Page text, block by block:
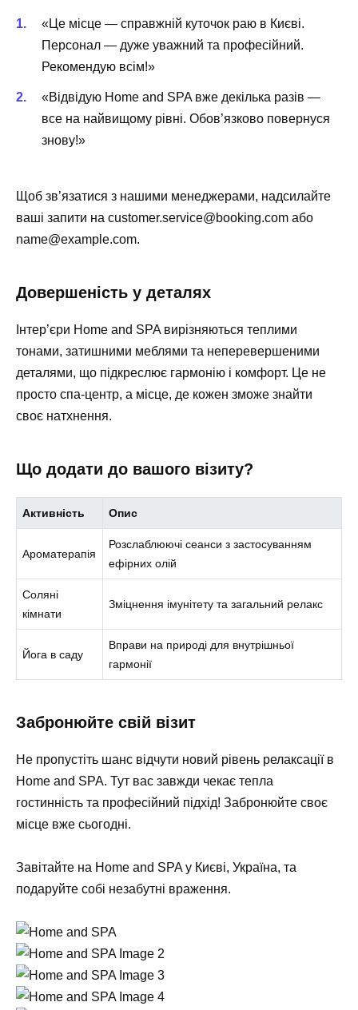
«Це місце — справжній куточок раю в Києві.
Персонал — дуже уважний та професійний.
Рекомендую всім!»
«Відвідую Home and SPAвже декілька разів —
все на найвищому рівні. Обов’язково повернуся
знову!»
Щоб зв’язатися з нашими менеджерами, надсилайте
ваші запити на customer.service@booking.com або
name@example.com.
Довершеність у деталях
Інтер’єри Home and SPA вирізняються теплими
тонами, затишними меблями та неперевершеними
деталями, що підкреслює гармонію і комфорт. Це не
просто спа-центр, а місце, де кожен зможе знайти
своє натхнення.
Що додати до вашого візиту?
Активність Опис
Ароматерапія
Розслаблюючі сеанси з застосуванням
ефірних олій
Соляні
кімнати
Зміцнення імунітету та загальний релакс
Йога в саду
Вправи на природі для внутрішньої
гармонії
Забронюйте свій візит
Не пропустіть шанс відчути новий рівень релаксації в
Home and SPA. Тут вас завжди чекає тепла
гостинність та професійний підхід! Забронюйте своє
місце вже сьогодні.
Завітайте на Home and SPAу Києві, Україна, та
подаруйте собі незабутні враження.